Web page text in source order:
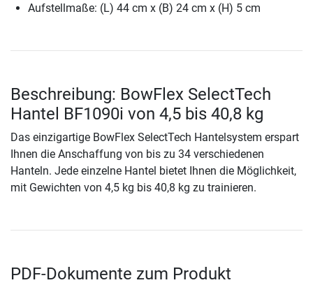
Aufstellmaße: (L) 44 cm x (B) 24 cm x (H) 5 cm
Beschreibung: BowFlex SelectTech
Hantel BF1090i von 4,5 bis 40,8 kg
Das einzigartige BowFlex SelectTech Hantelsystem erspart
Ihnen die Anschaffung von bis zu 34 verschiedenen
Hanteln. Jede einzelne Hantel bietet Ihnen die Möglichkeit,
mit Gewichten von 4,5 kg bis 40,8 kg zu trainieren.
PDF-Dokumente zum Produkt